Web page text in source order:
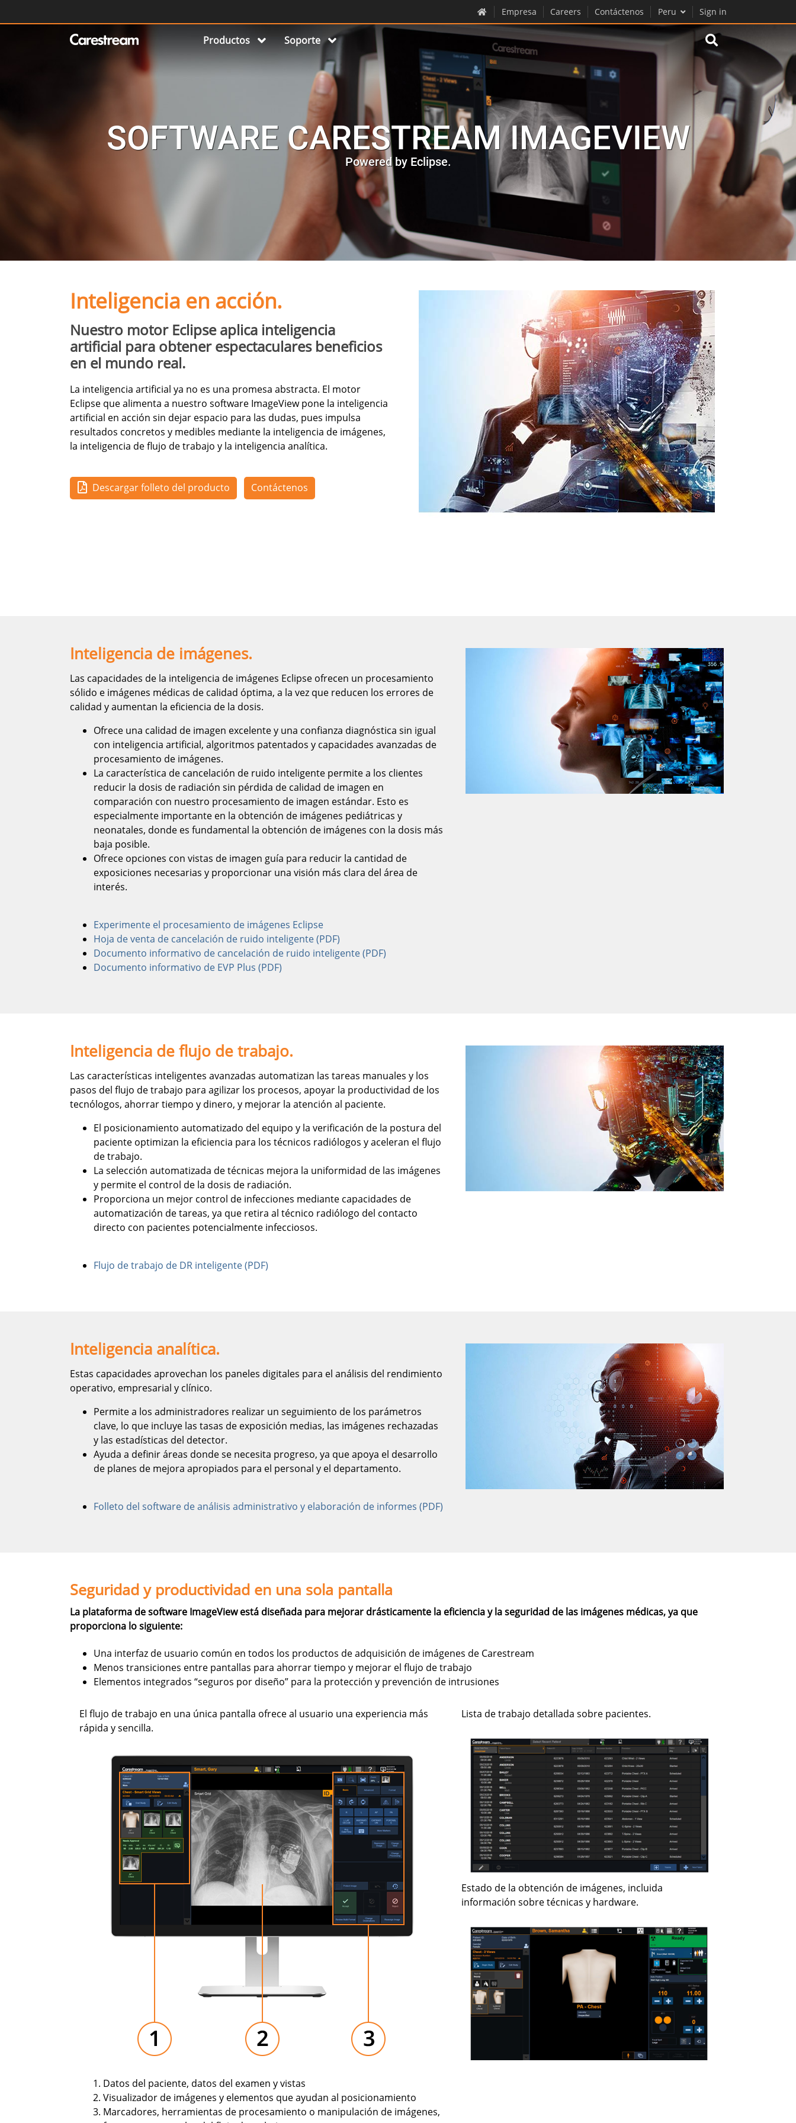
Empresa Careers Contáctenos Peru Sign in
Productos Soporte
SOFTWARE CARESTREAM IMAGEVIEW
Powered by Eclipse.
Inteligencia en acción.
Nuestro motor Eclipse aplica inteligencia
artificial para obtener espectaculares beneficios
en el mundo real.
La inteligencia artificial ya no es una promesa abstracta. El motor
Eclipse que alimenta a nuestro software ImageView pone la inteligencia
artificial en acción sin dejar espacio para las dudas, pues impulsa
resultados concretos y medibles mediante la inteligencia de imágenes,
la inteligencia de flujo de trabajo y la inteligencia analítica.
Descargar folleto del producto Contáctenos
Inteligencia de imágenes.
Las capacidades de la inteligencia de imágenes Eclipse ofrecen un procesamiento
sólido e imágenes médicas de calidad óptima, a la vez que reducen los errores de
calidad y aumentan la eficiencia de la dosis.
Ofrece una calidad de imagen excelente y una confianza diagnóstica sin igual
con inteligencia artificial, algoritmos patentados y capacidades avanzadas de
procesamiento de imágenes.
La característica de cancelación de ruido inteligente permite a los clientes
reducir la dosis de radiación sin pérdida de calidad de imagen en
comparación con nuestro procesamiento de imagen estándar. Esto es
especialmente importante en la obtención de imágenes pediátricas y
neonatales, donde es fundamental la obtención de imágenes con la dosis más
baja posible.
Ofrece opciones con vistas de imagen guía para reducir la cantidad de
exposiciones necesarias y proporcionar una visión más clara del área de
interés.
Experimente el procesamiento de imágenes Eclipse
Hoja de venta de cancelación de ruido inteligente (PDF)
Documento informativo de cancelación de ruido inteligente (PDF)
Documento informativo de EVP Plus (PDF)
Inteligencia de flujo de trabajo.
Las características inteligentes avanzadas automatizan las tareas manuales y los
pasos del flujo de trabajo para agilizar los procesos, apoyar la productividad de los
tecnólogos, ahorrar tiempo y dinero, y mejorar la atención al paciente.
El posicionamiento automatizado del equipo y la verificación de la postura del
paciente optimizan la eficiencia para los técnicos radiólogos y aceleran el flujo
de trabajo.
La selección automatizada de técnicas mejora la uniformidad de las imágenes
y permite el control de la dosis de radiación.
Proporciona un mejor control de infecciones mediante capacidades de
automatización de tareas, ya que retira al técnico radiólogo del contacto
directo con pacientes potencialmente infecciosos.
Flujo de trabajo de DR inteligente (PDF)
Inteligencia analítica.
Estas capacidades aprovechan los paneles digitales para el análisis del rendimiento
operativo, empresarial y clínico.
Permite a los administradores realizar un seguimiento de los parámetros
clave, lo que incluye las tasas de exposición medias, las imágenes rechazadas
y las estadísticas del detector.
Ayuda a definir áreas donde se necesita progreso, ya que apoya el desarrollo
de planes de mejora apropiados para el personal y el departamento.
Folleto del software de análisis administrativo y elaboración de informes (PDF)
Seguridad y productividad en una sola pantalla
La plataforma de software ImageView está diseñada para mejorar drásticamente la eficiencia y la seguridad de las imágenes médicas, ya que
proporciona lo siguiente:
Una interfaz de usuario común en todos los productos de adquisición de imágenes de Carestream
Menos transiciones entre pantallas para ahorrar tiempo y mejorar el flujo de trabajo
Elementos integrados “seguros por diseño” para la protección y prevención de intrusiones
El flujo de trabajo en una única pantalla ofrece al usuario una experiencia más
rápida y sencilla.
Datos del paciente, datos del examen y vistas
Visualizador de imágenes y elementos que ayudan al posicionamiento
Marcadores, herramientas de procesamiento o manipulación de imágenes,
Lista de trabajo detallada sobre pacientes.
Estado de la obtención de imágenes, incluida
información sobre técnicas y hardware.